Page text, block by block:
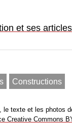
et ses
Constructions
le texte et les photos
Creative Commons